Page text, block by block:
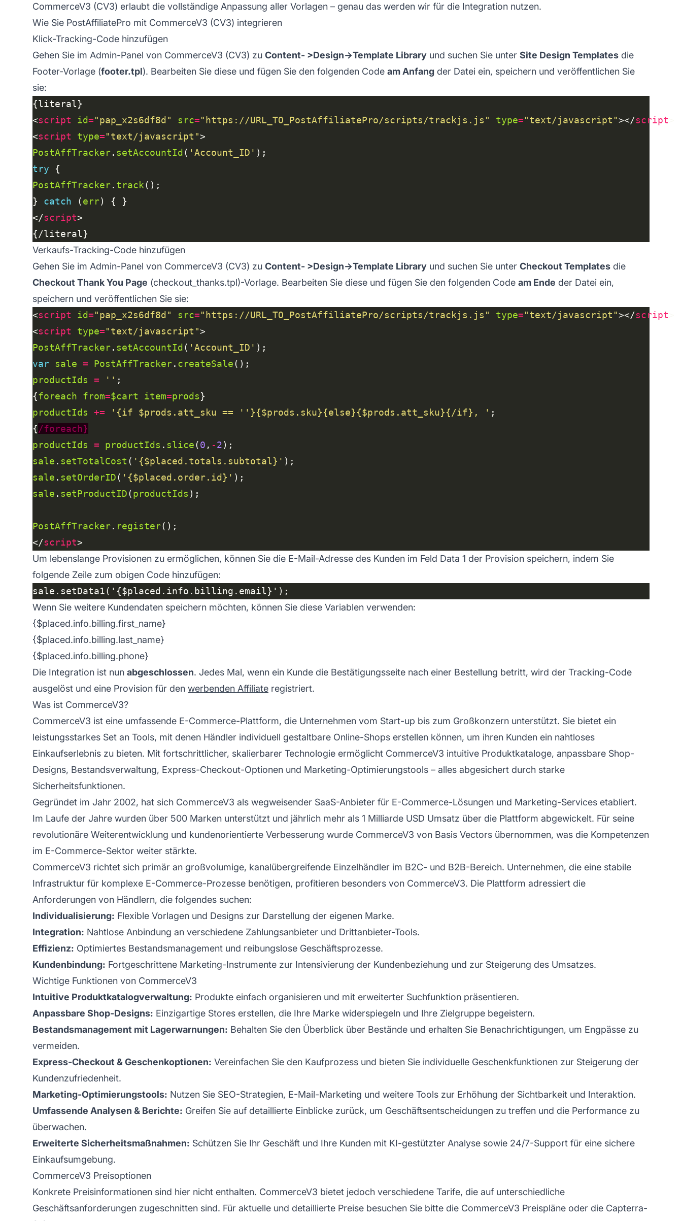
CommerceV3 (CV3) erlaubt die vollständige Anpassung aller Vorlagen – genau das werden wir für die Integration nutzen.
Wie Sie PostAffiliatePro mit CommerceV3 (CV3) integrieren
Klick-Tracking-Code hinzufügen
Gehen Sie im Admin-Panel von CommerceV3 (CV3) zu Content- >Design->Template Library und suchen Sie unter Site Design Templates die
Footer-Vorlage (footer.tpl). Bearbeiten Sie diese und fügen Sie den folgenden Code am Anfang der Datei ein, speichern und veröffentlichen Sie
sie:
<script id="pap_x2s6df8d" src="https://URL_TO_PostAffiliatePro/scripts/trackjs.js" type="text/javascript"></script
<script type="text/javascript"
PostAffTracker. setAccountId( 'Account_ID'
try
PostAffTracker. track
} catch (err
</script
Verkaufs-Tracking-Code hinzufügen
Gehen Sie im Admin-Panel von CommerceV3 (CV3) zu Content- >Design->Template Library und suchen Sie unter Checkout Templates die
Checkout Thank You Page (checkout_thanks.tpl)-Vorlage. Bearbeiten Sie diese und fügen Sie den folgenden Code am Ende der Datei ein,
speichern und veröffentlichen Sie sie:
<script id="pap_x2s6df8d" src="https://URL_TO_PostAffiliatePro/scripts/trackjs.js" type="text/javascript"></script
<script type="text/javascript"
PostAffTracker. setAccountId( 'Account_ID'
var sale = PostAffTracker. createSale
productIds
= ''
{foreach from=$cart item=prods
productIds
+= '{if $prods.att_sku == ''}{$prods.sku}{else}{$prods.att_sku}{/if}, '
{/foreach}
productIds
= productIds . slice(0 , -2
sale . setTotalCost ( '{$placed.totals.subtotal}'
sale . setOrderID( '{$placed.order.id}'
sale . setProductID(productIds
PostAffTracker. register
</script
Um lebenslange Provisionen zu ermöglichen, können Sie die E-Mail-Adresse des Kunden im Feld Data 1 der Provision speichern, indem Sie
folgende Zeile zum obigen Code hinzufügen:
Wenn Sie weitere Kundendaten speichern möchten, können Sie diese Variablen verwenden:
{$placed.info.billing.first_name}
{$placed.info.billing.last_name}
{$placed.info.billing.phone}
Die Integration ist nun abgeschlossen. Jedes Mal, wenn ein Kunde die Bestätigungsseite nach einer Bestellung betritt, wird der Tracking-Code
ausgelöst und eine Provision für den werbenden Affiliate registriert.
Was ist CommerceV3?
CommerceV3 ist eine umfassende E-Commerce-Plattform, die Unternehmen vom Start-up bis zum Großkonzern unterstützt. Sie bietet ein
leistungsstarkes Set an Tools, mit denen Händler individuell gestaltbare Online-Shops erstellen können, um ihren Kunden ein nahtloses
Einkaufserlebnis zu bieten. Mit fortschrittlicher, skalierbarer Technologie ermöglicht CommerceV3 intuitive Produktkataloge, anpassbare Shop-
Designs, Bestandsverwaltung, Express-Checkout-Optionen und Marketing-Optimierungstools – alles abgesichert durch starke
Sicherheitsfunktionen.
Gegründet im Jahr 2002, hat sich CommerceV3 als wegweisender SaaS-Anbieter für E-Commerce-Lösungen und Marketing-Services etabliert.
Im Laufe der Jahre wurden über 500 Marken unterstützt und jährlich mehr als 1 Milliarde USD Umsatz über die Plattform abgewickelt. Für seine
revolutionäre Weiterentwicklung und kundenorientierte Verbesserung wurde CommerceV3 von Basis Vectors übernommen, was die Kompetenzen
im E-Commerce-Sektor weiter stärkte.
CommerceV3 richtet sich primär an großvolumige, kanalübergreifende Einzelhändler im B2C- und B2B-Bereich. Unternehmen, die eine stabile
Infrastruktur für komplexe E-Commerce-Prozesse benötigen, profitieren besonders von CommerceV3. Die Plattform adressiert die
Anforderungen von Händlern, die folgendes suchen:
Individualisierung: Flexible Vorlagen und Designs zur Darstellung der eigenen Marke.
Integration: Nahtlose Anbindung an verschiedene Zahlungsanbieter und Drittanbieter-Tools.
Effizienz: Optimiertes Bestandsmanagement und reibungslose Geschäftsprozesse.
Kundenbindung: Fortgeschrittene Marketing-Instrumente zur Intensivierung der Kundenbeziehung und zur Steigerung des Umsatzes.
Wichtige Funktionen von CommerceV3
Intuitive Produktkatalogverwaltung: Produkte einfach organisieren und mit erweiterter Suchfunktion präsentieren.
Anpassbare Shop-Designs: Einzigartige Stores erstellen, die Ihre Marke widerspiegeln und Ihre Zielgruppe begeistern.
Bestandsmanagement mit Lagerwarnungen: Behalten Sie den Überblick über Bestände und erhalten Sie Benachrichtigungen, um Engpässe zu
vermeiden.
Express-Checkout & Geschenkoptionen: Vereinfachen Sie den Kaufprozess und bieten Sie individuelle Geschenkfunktionen zur Steigerung der
Kundenzufriedenheit.
Marketing-Optimierungstools: Nutzen Sie SEO-Strategien, E-Mail-Marketing und weitere Tools zur Erhöhung der Sichtbarkeit und Interaktion.
Umfassende Analysen & Berichte: Greifen Sie auf detaillierte Einblicke zurück, um Geschäftsentscheidungen zu treffen und die Performance zu
überwachen.
Erweiterte Sicherheitsmaßnahmen: Schützen Sie Ihr Geschäft und Ihre Kunden mit KI-gestützter Analyse sowie 24/7-Support für eine sichere
Einkaufsumgebung.
CommerceV3 Preisoptionen
Konkrete Preisinformationen sind hier nicht enthalten. CommerceV3 bietet jedoch verschiedene Tarife, die auf unterschiedliche
Geschäftsanforderungen zugeschnitten sind. Für aktuelle und detaillierte Preise besuchen Sie bitte die CommerceV3 Preispläne oder die Capterra-